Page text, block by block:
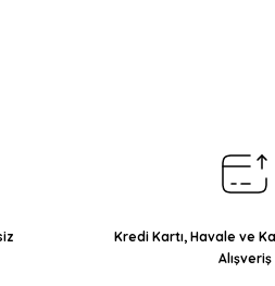
Kredi Kartı, Havale ve
Alışveriş